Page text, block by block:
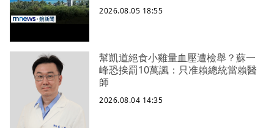
2026.08.05 18:55
幫凱道絕食小雞量血壓遭檢舉？蘇一
峰恐挨罰10萬諷：只准賴總統當賴醫
師
2026.08.04 14:35